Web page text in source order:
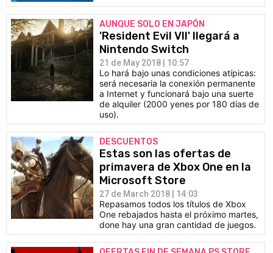
AUNQUE SOLO EN JAPÓN
'Resident Evil VII' llegará a
Nintendo Switch
21 de May 2018 | 10:57
Lo hará bajo unas condiciones atípicas:
será necesaria la conexión permanente
a Internet y funcionará bajo una suerte
de alquiler (2000 yenes por 180 días de
uso).
DESCUENTOS
Estas son las ofertas de
primavera de Xbox One en la
Microsoft Store
27 de March 2018 | 14:03
Repasamos todos los títulos de Xbox
One rebajados hasta el próximo martes,
done hay una gran cantidad de juegos.